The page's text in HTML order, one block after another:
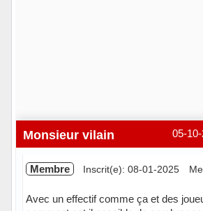
05-
Monsieur vilain
Membre Inscrit(e): 08-01-2025
Avec un effectif comme ça et des